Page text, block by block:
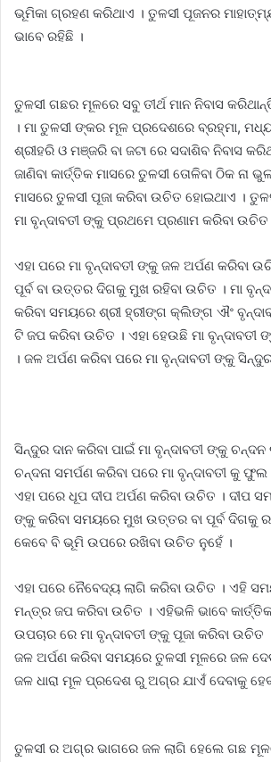
ଭୂମିକା ଗ୍ରହଣ କରିଥାଏ । ତୁଳସୀ ପୂଜନର
ଭାବେ ରହିଛି ।
ତୁଳସୀ ଗଛର ମୂଳରେ ସବୁ ତୀର୍ଥ ମାନ ନିବାସ
। ମା ତୁଳସୀ ଙ୍କର ମୂଳ ପ୍ରଦେଶରେ ବ୍ରହ୍ମା,
ଶ୍ରୀହରି ଓ ମଞ୍ଜରି ବା ଜଟା ରେ ସଦାଶିବ ନିବାସ
ଜାଣିବା କାର୍ତ୍ତିକ ମାସରେ ତୁଳସୀ ତୋଳିବା ଠିକ ନା
ମାସରେ ତୁଳସୀ ପୂଜା କରିବା ଉଚିତ ହୋଇଥାଏ ।
ମା ବୃନ୍ଦାବତୀ ଙ୍କୁ ପ୍ରଥମେ ପ୍ରଣାମ କରିବା ଉଚିତ
ଏହା ପରେ ମା ବୃନ୍ଦାବତୀ ଙ୍କୁ ଜଳ ଅର୍ପଣ କରିବା
ପୂର୍ବ ବା ଉତ୍ତର ଦିଗକୁ ମୁଖ ରହିବା ଉଚିତ । ମା
କରିବା ସମୟରେ ଶ୍ରୀ ହ୍ରୀଙ୍ଗ କ୍ଲିଙ୍ଗ ଐଂ
ଟି ଜପ କରିବା ଉଚିତ । ଏହା ହେଉଛି ମା
। ଜଳ ଅର୍ପଣ କରିବା ପରେ ମା ବୃନ୍ଦାବତୀ ଙ୍କୁ
ସିନ୍ଦୁର ଦାନ କରିବା ପାଇଁ ମା ବୃନ୍ଦାବତୀ ଙ୍କୁ
ଚନ୍ଦନା ସମର୍ପଣ କରିବା ପରେ ମା ବୃନ୍ଦାବତୀ କୁ
ଏହା ପରେ ଧୂପ ଦୀପ ଅର୍ପଣ କରିବା ଉଚିତ । ଦୀପ
ଙ୍କୁ କରିବା ସମୟରେ ମୁଖ ଉତ୍ତର ବା ପୂର୍ବ ଦିଗକୁ
କେବେ ବି ଭୂମି ଉପରେ ରଖିବା ଉଚିତ ନୁହେଁ ।
ଏହା ପରେ ନୈବେଦ୍ୟ ଲାଗି କରିବା ଉଚିତ । ଏହି
ମନ୍ତ୍ର ଜପ କରିବା ଉଚିତ । ଏହିଭଳି ଭାବେ
ଉପଚାର ରେ ମା ବୃନ୍ଦାବତୀ ଙ୍କୁ ପୂଜା କରିବା ଉଚିତ
ଜଳ ଅର୍ପଣ କରିବା ସମୟରେ ତୁଳସୀ ମୂଳରେ ଜଳ
ଜଳ ଧାରା ମୂଳ ପ୍ରଦେଶ ରୁ ଅଗ୍ର ଯାଏଁ ଦେବାକୁ
ତୁଳସୀ ର ଅଗ୍ର ଭାଗରେ ଜଳ ଲାଗି ହେଲେ ଗଛ